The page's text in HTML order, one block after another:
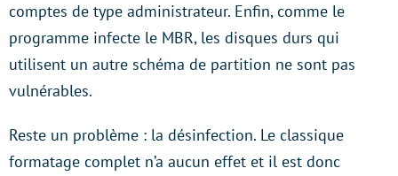
comptes de type administrateur. Enfin, comme le
programme infecte le MBR, les disques durs qui
utilisent un autre schéma de partition ne sont pas
vulnérables.
Reste un problème : la désinfection. Le classique
formatage complet n’a aucun effet et il est donc